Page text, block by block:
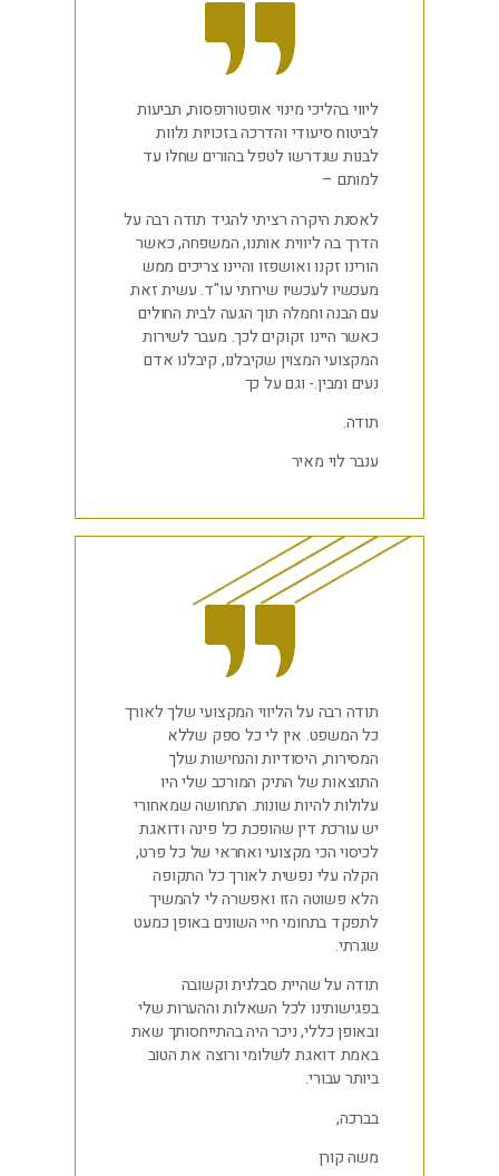
ליווי בהליכי מינוי אופטורופסות, תביעות
לביטוח סיעודי והדרכה בזכויות נלוות
לבנות שנדרשו לטפל בהורים שחלו עד
למותם –
לאסנת היקרה רציתי להגיד תודה רבה על
הדרך בה ליווית אותנו, המשפחה, כאשר
הורינו זקנו ואושפזו והיינו צריכים ממש
מעכשיו לעכשיו שירותי עו"ד. עשית זאת
עם הבנה וחמלה תוך הגעה לבית החולים
כאשר היינו זקוקים לכך. מעבר לשירות
המקצועי המצוין שקיבלנו, קיבלנו אדם
נעים ומבין.- וגם על כך
תודה.
ענבר לוי מאיר
תודה רבה על הליווי המקצועי שלך לאורך
כל המשפט. אין לי כל ספק שללא
המסירות, היסודיות והנחישות שלך
התוצאות של התיק המורכב שלי היו
עלולות להיות שונות. התחושה שמאחורי
יש עורכת דין שהופכת כל פינה ודואגת
לכיסוי הכי מקצועי ואחראי של כל פרט,
הקלה עלי נפשית לאורך כל התקופה
הלא פשוטה הזו ואפשרה לי להמשיך
לתפקד בתחומי חיי השונים באופן כמעט
שגרתי.
תודה על שהיית סבלנית וקשובה
בפגישותינו לכל השאלות וההערות שלי
ובאופן כללי, ניכר היה בהתייחסותך שאת
באמת דואגת לשלומי ורוצה את הטוב
ביותר עבורי.
בברכה,
משה קורן